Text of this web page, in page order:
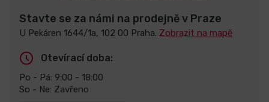
Stavte se za námi na prodejně v Praze
U Pekáren 1644/1a, 102 00 Praha. Zobrazit na mapě
Otevírací doba:
Po - Pá: 9:00 - 18:00
So - Ne: Zavřeno